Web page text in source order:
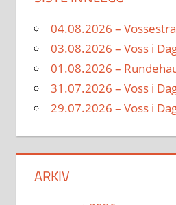
04.08.2026 –
03.08.2026 – Voss i
01.08.2026 –
31.07.2026 – Voss i
29.07.2026 – Voss i
ARKIV